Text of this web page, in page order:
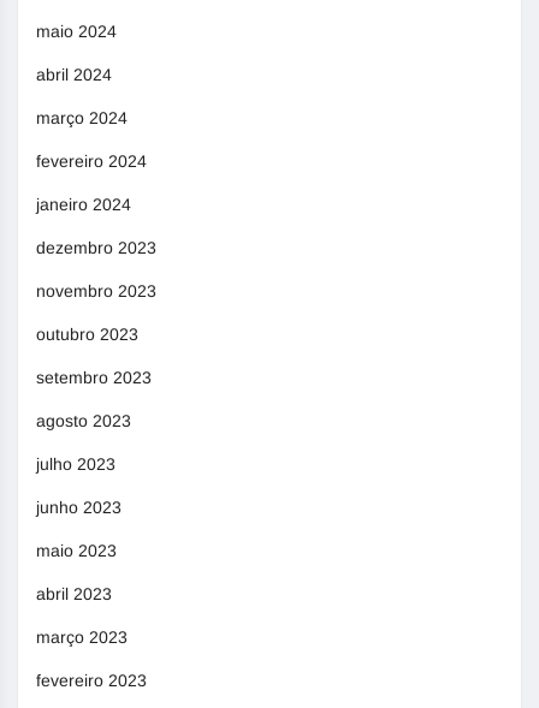
maio 2024
abril 2024
março 2024
fevereiro 2024
janeiro 2024
dezembro 2023
novembro 2023
outubro 2023
setembro 2023
agosto 2023
julho 2023
junho 2023
maio 2023
abril 2023
março 2023
fevereiro 2023